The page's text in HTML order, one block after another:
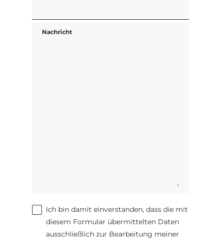
Nachricht
Ich bin damit einverstanden, dass die mit
diesem Formular übermittelten Daten
ausschließlich zur Bearbeitung meiner